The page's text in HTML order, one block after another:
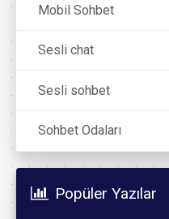
Mobil Sohbet
Sesli chat
Sesli sohbet
Sohbet Odaları
Popüler Yazılar